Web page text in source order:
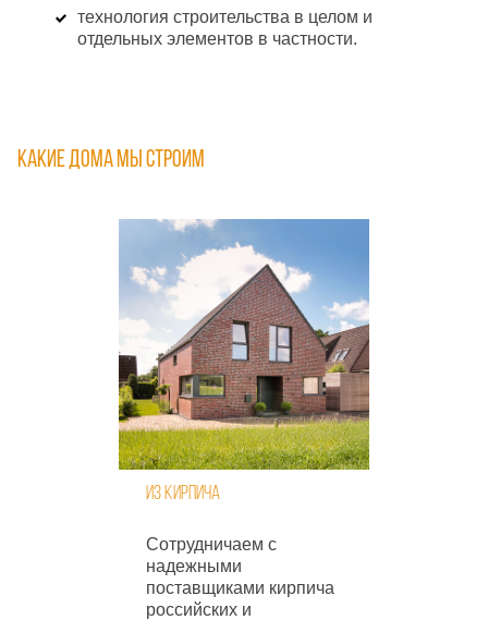
технология строительства в целом и
отдельных элементов в частности.
Какие дома мы строим
Из кирпича
Сотрудничаем с
надежными
поставщиками кирпича
российских и